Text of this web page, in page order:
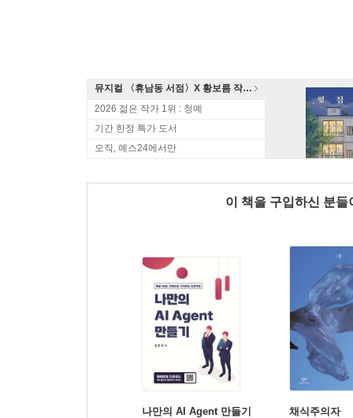
뮤지컬 〈휴남동 서점〉X 황보름 작가 북토크
2026 젊은 작가 1위 : 청예
기간 한정 특가 도서
오직, 예스24에서만
이 책을 구입하신 분
나만의 AI Agent 만들기 채식주의자